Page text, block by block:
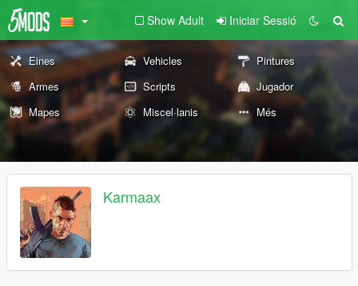
Show Adult Iniciar Sessió
Eines Vehicles
Pintures
Armes
Scripts
Jugador
Mapes
Miscel·lanis Més
Karmaax